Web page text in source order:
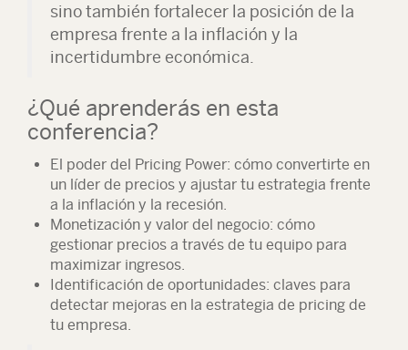
sino también fortalecer la posición de la
empresa frente a la inflación y la
incertidumbre económica.
¿Qué aprenderás en esta
conferencia?
El poder del Pricing Power: cómo convertirte en
un líder de precios y ajustar tu estrategia frente
a la inflación y la recesión.
Monetización y valor del negocio: cómo
gestionar precios a través de tu equipo para
maximizar ingresos.
Identificación de oportunidades: claves para
detectar mejoras en la estrategia de pricing de
tu empresa.